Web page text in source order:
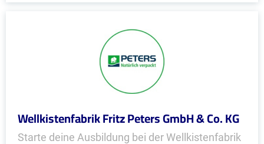
Wellkistenfabrik Fritz Peters GmbH & Co. KG
Starte deine Ausbildung bei der Wellkistenfabrik